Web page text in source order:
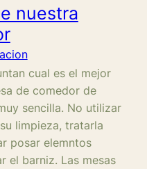
nuestra
cual es el mejor
de comedor de
sencilla. No utilizar
limpieza, tratarla
posar elemntos
el barniz. Las mesas